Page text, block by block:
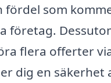
fördel som
företag.
flera offerter
dig en säkerhet